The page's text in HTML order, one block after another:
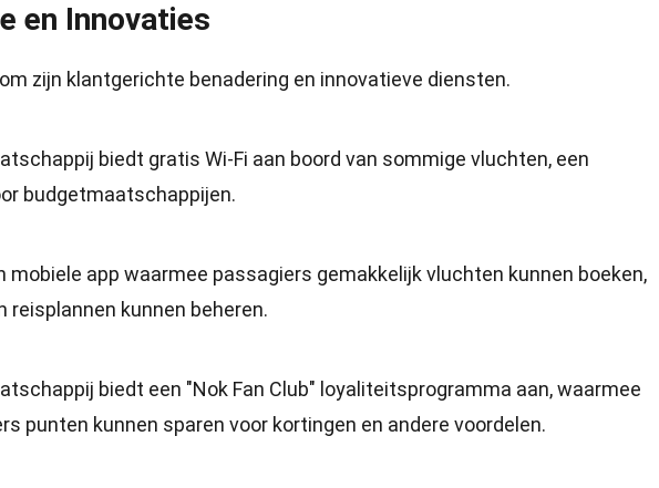
en Innovaties
zijn klantgerichte benadering en innovatieve diensten.
biedt gratis Wi-Fi aan boord van sommige vluchten, een
budgetmaatschappijen.
mobiele app waarmee passagiers gemakkelijk vluchten kunnen boeken,
reisplannen kunnen beheren.
biedt een "Nok Fan Club" loyaliteitsprogramma aan, waarmee
punten kunnen sparen voor kortingen en andere voordelen.